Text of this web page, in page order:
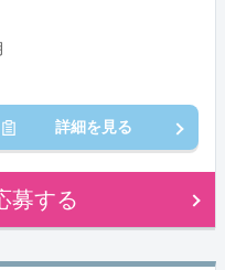
詳細を見る
募する